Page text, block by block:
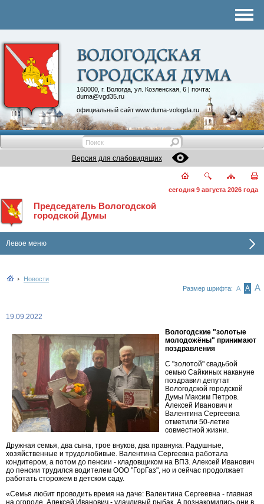
160000, г. Вологда, ул. Козленская, 6 | почта:
duma@vgd35.ru
официальный сайт www.duma-vologda.ru
Контакты
Депутатские объединения
Версия для слабовидящих
сегодня 9 августа 2026 года
Председатель Вологодской
городской Думы
Левое меню
Новости
Размер шрифта: А А А
19.09.2022
Вологодские "золотые
молодожёны" принимают
поздравления
С "золотой" свадьбой
семью Сайкиных накануне
поздравил депутат
Вологодской городской
Думы Максим Петров.
Алексей Иванович и
Валентина Сергеевна
отметили 50-летие
совместной жизни.
Дружная семья, два сына, трое внуков, два правнука. Радушные,
хозяйственные и трудолюбивые. Валентина Сергеевна работала
кондитером, а потом до пенсии - кладовщиком на ВПЗ. Алексей Иванович
до пенсии трудился водителем ООО "ГорГаз", но и сейчас продолжает
работать сторожем в детском саду.
«Семья любит проводить время на даче: Валентина Сергеевна - главная
на огороде, Алексей Иванович - удачливый рыбак. А познакомились они в